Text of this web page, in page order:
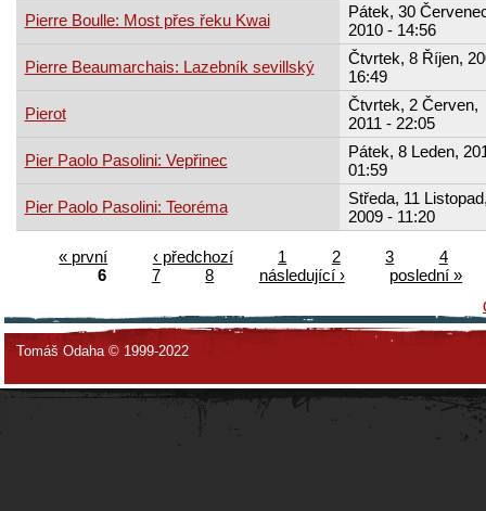
Pierre Boulle: Most přes řeku Kwai
Pátek, 30
2010 - 14:56
Pierre Beaumarchais: Lazebník sevillský
Čtvrtek, 8 Říjen,
16:49
Pierot
Čtvrtek, 2 Červen,
2011 - 22:05
Pier Paolo Pasolini: Vepřinec
Pátek, 8 Leden,
01:59
Pier Paolo Pasolini: Teoréma
Středa, 11
2009 - 11:20
« první ‹ předchozí 1 2 3
4
6
7 8 následující ›
poslední »
Tomáš Odaha © 1999-2022